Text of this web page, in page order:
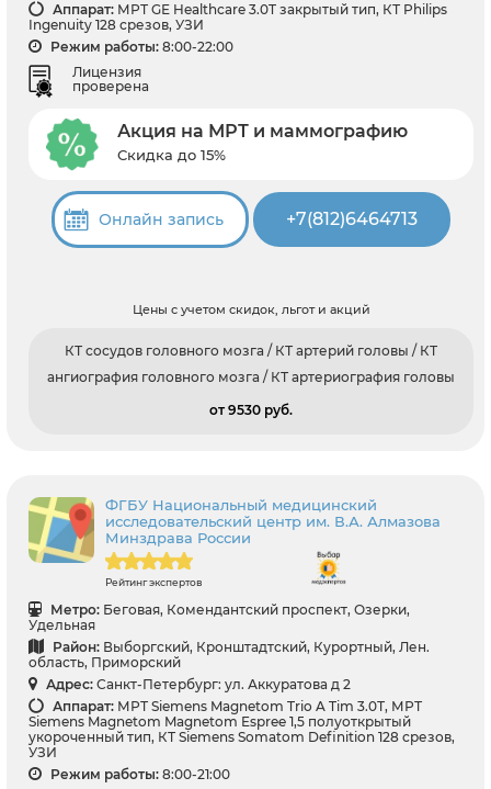
Аппарат: МРТ GЕ Healthcare 3.0T закрытый тип, КТ Philips
Ingenuity 128 срезов, УЗИ
Режим работы: 8:00-22:00
Лицензия
проверена
Акция на МРТ и маммографию
Скидка до 15%
Онлайн запись +7(812)6464713
Цены с учетом скидок, льгот и акций
КТ сосудов головного мозга / КТ артерий головы / КТ
ангиография головного мозга / КТ артериография головы
от 9530 pуб.
ФГБУ Национальный медицинский
исследовательский центр им. В.А. Алмазова
Минздрава России
Рейтинг экспертов
Метро: Беговая, Комендантский проспект, Озерки,
Удельная
Район: Выборгский, Кронштадтский, Курортный, Лен.
область, Приморский
Адрес: Санкт-Петербург: ул. Аккуратова д 2
Аппарат: МРТ Siemens Magnetom Trio A Tim 3.0Т, МРТ
Siemens Magnetom Magnetom Espree 1,5 полуоткрытый
укороченный тип, КТ Siemens Somatom Definition 128 срезов,
УЗИ
Режим работы: 8:00-21:00